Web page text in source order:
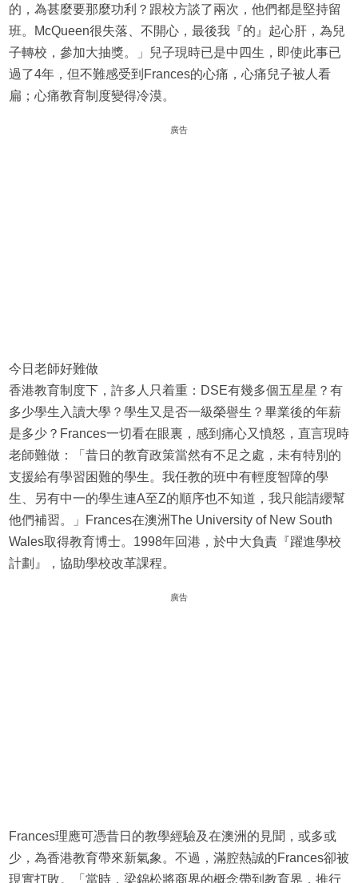
的，為甚麼要那麼功利？跟校方談了兩次，他們都是堅持留
班。McQueen很失落、不開心，最後我『的』起心肝，為兒
子轉校，參加大抽獎。」兒子現時已是中四生，即使此事已
過了4年，但不難感受到Frances的心痛，心痛兒子被人看
扁；心痛教育制度變得冷漠。
廣告
今日老師好難做
香港教育制度下，許多人只着重：DSE有幾多個五星星？有
多少學生入讀大學？學生又是否一級榮譽生？畢業後的年薪
是多少？Frances一切看在眼裏，感到痛心又憤怒，直言現時
老師難做：「昔日的教育政策當然有不足之處，未有特別的
支援給有學習困難的學生。我任教的班中有輕度智障的學
生、另有中一的學生連A至Z的順序也不知道，我只能請纓幫
他們補習。」Frances在澳洲The University of New South
Wales取得教育博士。1998年回港，於中大負責『躍進學校
計劃』，協助學校改革課程。
廣告
Frances理應可憑昔日的教學經驗及在澳洲的見聞，或多或
少，為香港教育帶來新氣象。不過，滿腔熱誠的Frances卻被
現實打敗。「當時，梁錦松將商界的概念帶到教育界，推行